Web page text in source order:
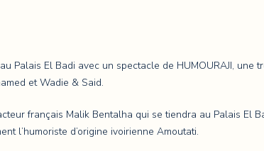
Palais El Badi avec un spectacle de HUMOURAJI, une
et Wadie & Said.
français Malik Bentalha qui se tiendra au Palais El
l’humoriste d’origine ivoirienne Amoutati.